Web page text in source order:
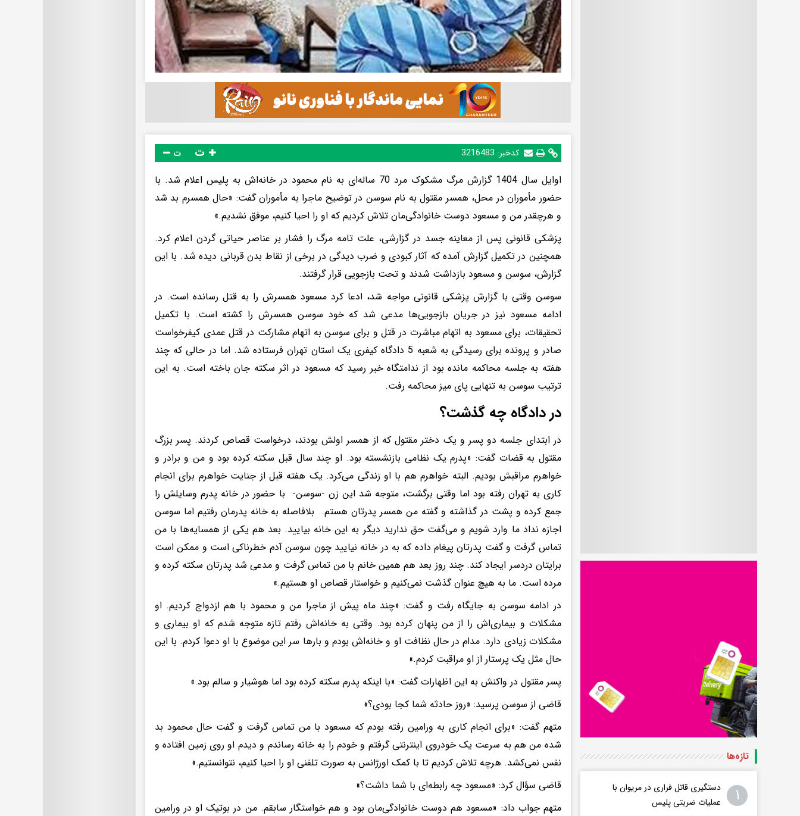
کدخبر: 3216483 ت
اوایل سال 1404 گزارش مرگ مشکوک مرد 70 ساله‌ای به نام محمود در خانه‌اش به پلیس اعلام شد. با
حضور مأموران در محل، همسر مقتول به نام سوسن در توضیح ماجرا به مأموران گفت: «حال همسرم بد شد
و هرچقدر من و مسعود دوست خانوادگی‌مان تلاش کردیم که او را احیا کنیم، موفق نشدیم.»
پزشکی قانونی پس از معاینه جسد در گزارشی، علت تامه مرگ را فشار بر عناصر حیاتی گردن اعلام کرد.
همچنین در تکمیل گزارش آمده که آثار کبودی و ضرب دیدگی در برخی از نقاط بدن قربانی دیده شد. با این
گزارش، سوسن و مسعود بازداشت شدند و تحت بازجویی قرار گرفتند.
سوسن وقتی با گزارش پزشکی قانونی مواجه شد، ادعا کرد مسعود همسرش را به قتل رسانده است. در
ادامه مسعود نیز در جریان بازجویی‌ها مدعی شد که خود سوسن همسرش را کشته است. با تکمیل
تحقیقات، برای مسعود به اتهام مباشرت در قتل و برای سوسن به اتهام مشارکت در قتل عمدی کیفرخواست
صادر و پرونده برای رسیدگی به شعبه 5 دادگاه کیفری یک استان تهران فرستاده شد. اما در حالی که چند
هفته به جلسه محاکمه مانده بود از ندامتگاه خبر رسید که مسعود در اثر سکته جان باخته است. به این
ترتیب سوسن به تنهایی پای میز محاکمه رفت.
در دادگاه چه گذشت؟
در ابتدای جلسه دو پسر و یک دختر مقتول که از همسر اولش بودند، درخواست قصاص کردند. پسر بزرگ
مقتول به قضات گفت: «پدرم یک نظامی بازنشسته بود. او چند سال قبل سکته کرده بود و من و برادر و
خواهرم مراقبش بودیم. البته خواهرم هم با او زندگی می‌کرد. یک هفته قبل از جنایت خواهرم برای انجام
کاری به تهران رفته بود اما وقتی برگشت، متوجه شد این زن -سوسن- با حضور در خانه پدرم وسایلش را
جمع کرده و پشت در گذاشته و گفته من همسر پدرتان هستم. بلافاصله به خانه پدرمان رفتیم اما سوسن
اجازه نداد ما وارد شویم و می‌گفت حق ندارید دیگر به این خانه بیایید. بعد هم یکی از همسایه‌ها با من
تماس گرفت و گفت پدرتان پیغام داده که به در خانه نیایید چون سوسن آدم خطرناکی است و ممکن است
برایتان دردسر ایجاد کند. چند روز بعد هم همین خانم با من تماس گرفت و مدعی شد پدرتان سکته کرده و
مرده است. ما به هیچ عنوان گذشت نمی‌کنیم و خواستار قصاص او هستیم.»
در ادامه سوسن به جایگاه رفت و گفت: «چند ماه پیش از ماجرا من و محمود با هم ازدواج کردیم. او
مشکلات و بیماری‌اش را از من پنهان کرده بود. وقتی به خانه‌اش رفتم تازه متوجه شدم که او بیماری و
مشکلات زیادی دارد. مدام در حال نظافت او و خانه‌اش بودم و بارها سر این موضوع با او دعوا کردم. با این
حال مثل یک پرستار از او مراقبت کردم.»
پسر مقتول در واکنش به این اظهارات گفت: «با اینکه پدرم سکته کرده بود اما هوشیار و سالم بود.»
قاضی از سوسن پرسید: «روز حادثه شما کجا بودی؟»
متهم گفت: «برای انجام کاری به ورامین رفته بودم که مسعود با من تماس گرفت و گفت حال محمود بد
شده من هم به سرعت یک خودروی اینترنتی گرفتم و خودم را به خانه رساندم و دیدم او روی زمین افتاده و
نفس نمی‌کشد. هرچه تلاش کردیم تا با کمک اورژانس به صورت تلفنی او را احیا کنیم، نتوانستیم.»
قاضی سؤال کرد: «مسعود چه رابطه‌ای با شما داشت؟»
متهم جواب داد: «مسعود هم دوست خانوادگی‌مان بود و هم خواستگار سابقم. من در بوتیک او در ورامین
تازه‌ها
۱
دستگیری قاتل فراری در مریوان با
عملیات ضربتی پلیس